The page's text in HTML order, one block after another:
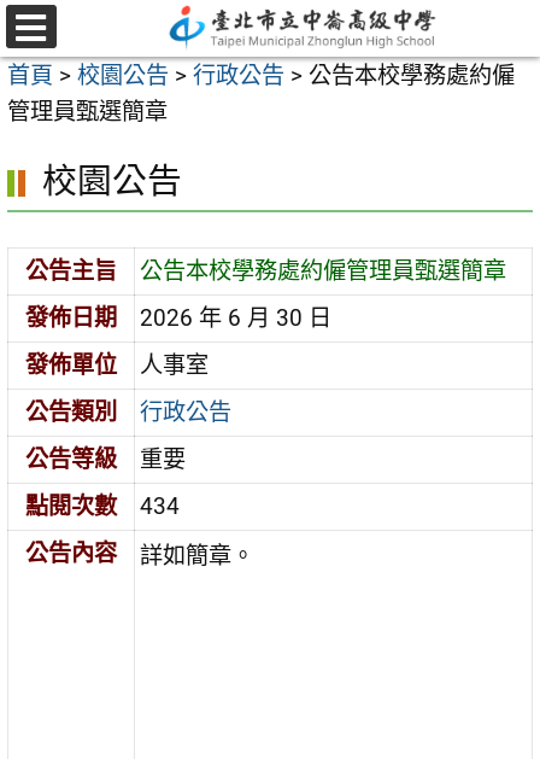
跳
至
主
要
容
選
單
首頁 > 校園公告 > 行政公告 > 公告本校學務處約僱
管理員甄選簡章
校園公告
公告主旨
公告本校學務處約僱管理員甄選簡章
發佈日期
2026 年 6 月 30 日
發佈單位
人事室
公告類別
行政公告
公告等級
重要
點閱次數
434
公告內容
詳如簡章。